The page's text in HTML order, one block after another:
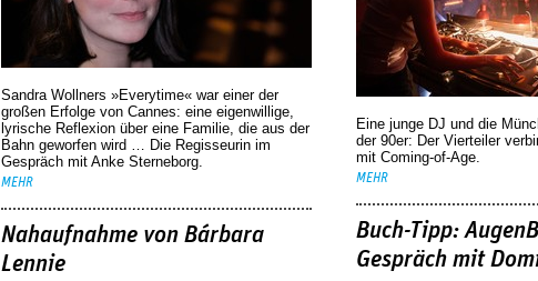
Sandra Wollners »Everytime« war einer der
großen Erfolge von Cannes: eine eigenwillige,
lyrische Reflexion über eine ­Familie, die aus der
Bahn geworfen wird … Die Regisseurin im
Gespräch mit Anke Sterneborg.
MEHR
Nahaufnahme von Bárbara
Lennie
Eine junge DJ und die
der 90er: Der Vierteiler
mit Coming-of-Age.
MEHR
Buch-Tipp:
Gespräch mit